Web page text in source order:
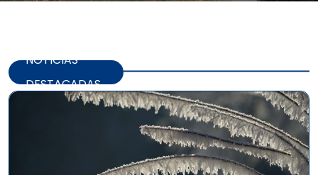
NOTICIAS
DESTACADAS